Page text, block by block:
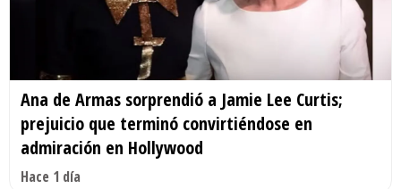
Ana de Armas sorprendió a Jamie Lee Curtis;
prejuicio que terminó convirtiéndose en
admiración en Hollywood
Hace 1 día